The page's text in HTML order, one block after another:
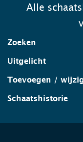
Alle
Zoeken
Uitgelicht
Toevoegen /
Schaatshistorie